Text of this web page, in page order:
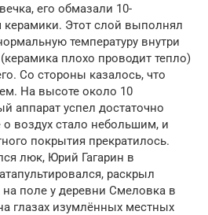
его обмазали 10-
Этот слой выполнял
температуру внутри
плохо проводит тепло)
Со стороны казалось, что
На высоте около 10
аппарат успел достаточно
о воздух стало небольшим, и
покрытия прекратилось.
люк, Юрий Гагарин в
раскрыл
поле у деревни Смеловка в
глазах изумлённых местных